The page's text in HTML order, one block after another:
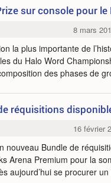
sur console pour
8 mars
la plus importante de
du Halo Word
des phases de
réquisitions
16 février
nouveau Bundle de
Arena Premium pour la
aujourd’hui se procurer